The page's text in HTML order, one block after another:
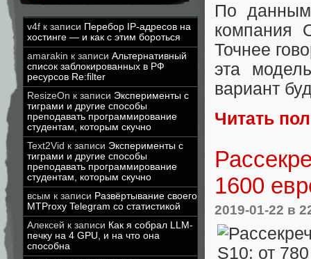
v4f к записи Перебор IP-адресов на
хостинге — и как с этим бороться
amarakin к записи Альтернативный
список заблокированных в РФ
ресурсов Re:filter
ResizeOn к записи Эксперименты с
тиграми и другие способы
преподавать программирование
студентам, которым скучно
Text2Vid к записи Эксперименты с
тиграми и другие способы
преподавать программирование
студентам, которым скучно
всым к записи Развёртывание своего
MTProxy Telegram со статистикой
Алексей к записи Как я собрал LLM-
печку на 4 GPU, и на что она
способна
По
компания
Точнее
эта
вариант
Читать
1600
2019-01-22 в